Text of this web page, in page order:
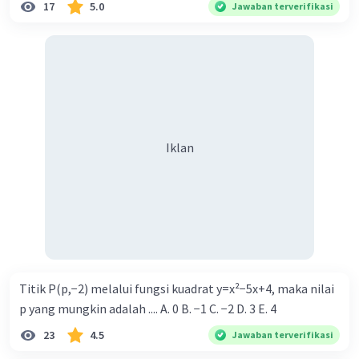
> -3}.
17 5.0 Jawaban terverifikasi
Iklan
Titik P(p,−2) melalui fungsi kuadrat y=x²−5x+4, maka nilai
p yang mungkin adalah .... A. 0 B. −1 C. −2 D. 3 E. 4
23 4.5 Jawaban terverifikasi